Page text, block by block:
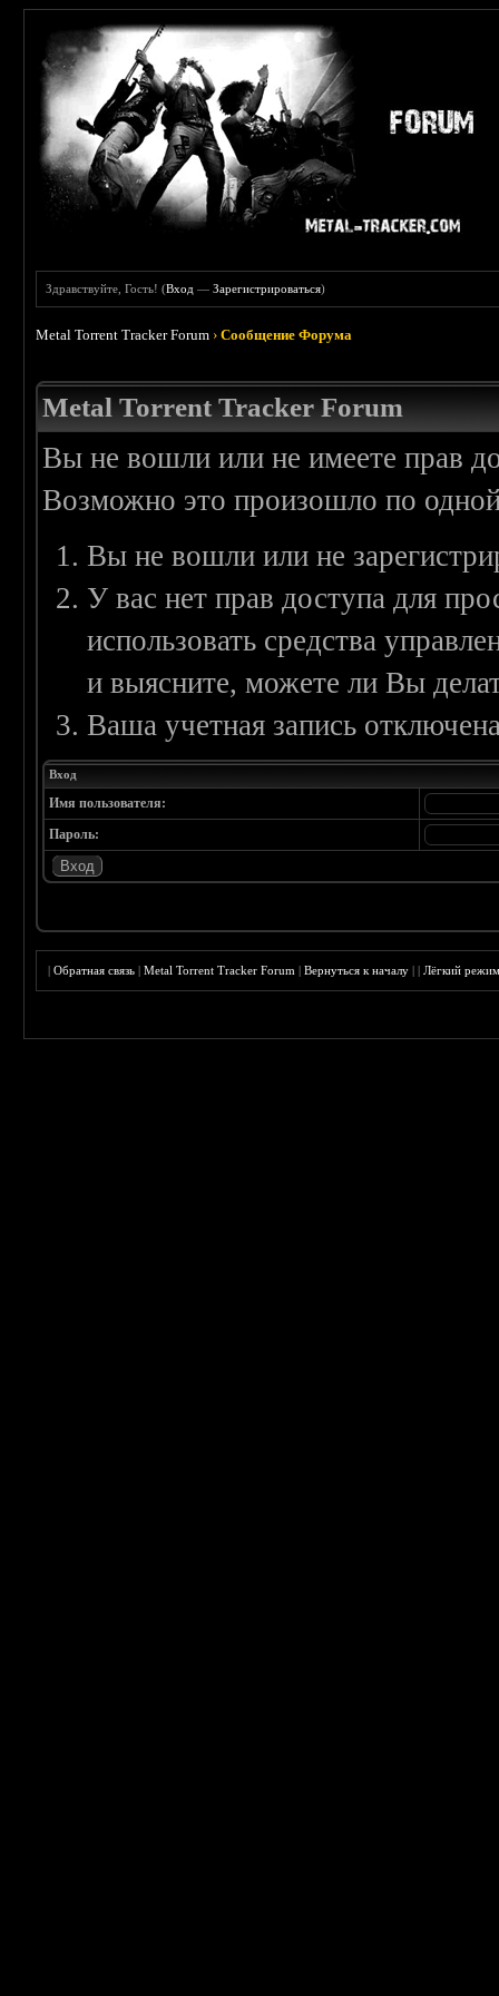
Здравствуйте, Гость! (Вход —Зарегистрироваться)
Metal Torrent Tracker Forum ›Сообщение Форума
Metal Torrent Tracker Forum
Вы не вошли или не имеете прав
Возможно это произошло по
Вы не вошли или не
У вас нет прав доступа для
использовать средства
и выясните, можете ли Вы
Ваша учетная запись
Вход
Имя пользователя:
Пароль:
|Обратная связь |Metal Torrent Tracker Forum |Вернуться к началу ||Лёгкий